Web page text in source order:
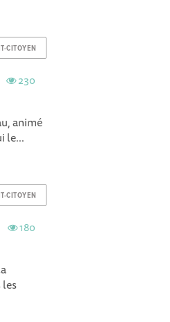
CITOYEN
230
animé
le...
CITOYEN
180